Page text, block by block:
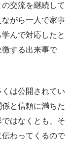
交流を継続して
がら一人で家事
んで対応したと
する出来事で
は公開されてい
と信頼に満ちた
はなくとも、そ
わってくるので